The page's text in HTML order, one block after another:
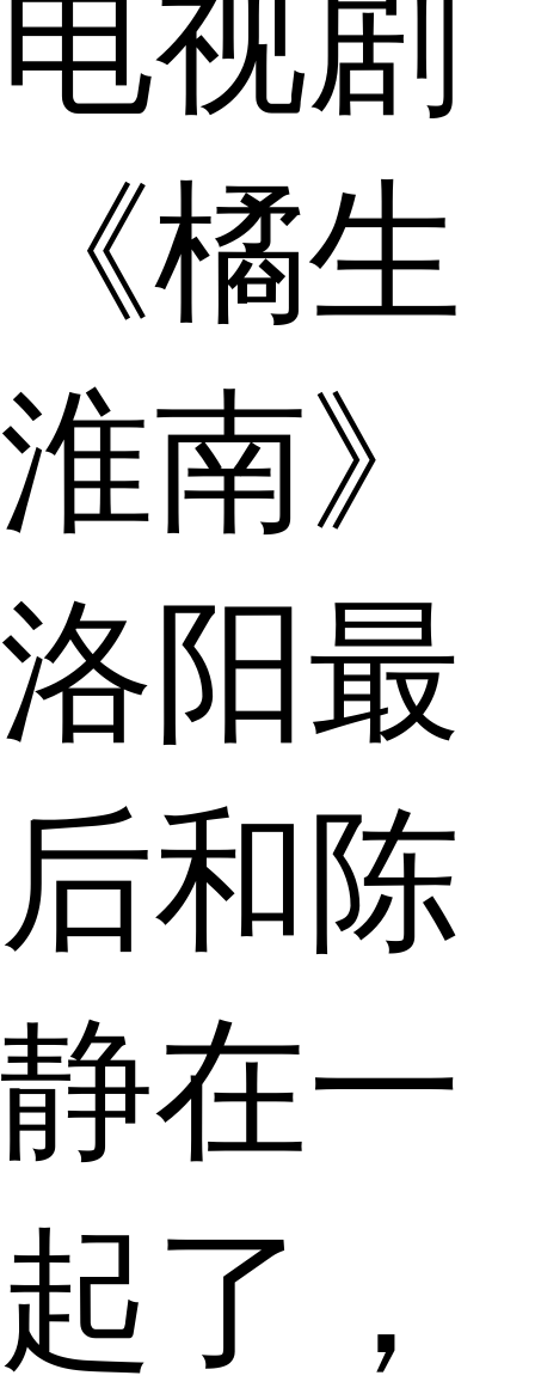
电视剧
《橘生
淮南》
洛阳最
后和陈
静在一
起了，